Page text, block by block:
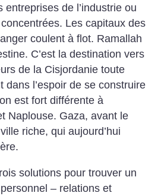
entreprises de l’industrie ou
Les capitaux des
coulent à flot. Ramallah
C’est la destination vers
de la Cisjordanie toute
dans l’espoir de se construire
est fort différente à
Naplouse. Gaza, avant le
riche, qui aujourd’hui
solutions pour trouver un
– relations et